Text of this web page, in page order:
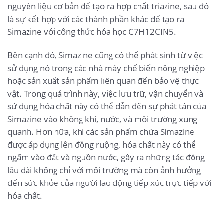
nguyên liệu cơ bản để tạo ra hợp chất triazine, sau đó
là sự kết hợp với các thành phần khác để tạo ra
Simazine với công thức hóa học C7H12CIN5.
Bên cạnh đó, Simazine cũng có thể phát sinh từ việc
sử dụng nó trong các nhà máy chế biến nông nghiệp
hoặc sản xuất sản phẩm liên quan đến bảo vệ thực
vật. Trong quá trình này, việc lưu trữ, vận chuyển và
sử dụng hóa chất này có thể dẫn đến sự phát tán của
Simazine vào không khí, nước, và môi trường xung
quanh. Hơn nữa, khi các sản phẩm chứa Simazine
được áp dụng lên đồng ruộng, hóa chất này có thể
ngấm vào đất và nguồn nước, gây ra những tác động
lâu dài không chỉ với môi trường mà còn ảnh hưởng
đến sức khỏe của người lao động tiếp xúc trực tiếp với
hóa chất.